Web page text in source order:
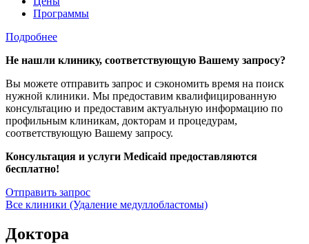
Программы
Подробнее
Не нашли клинику, соответствующую Вашему запросу?
Вы можете отправить запрос и сэкономить время на поиск
нужной клиники. Мы предоставим квалифицированную
консультацию и предоставим актуальную информацию по
профильным клиникам, докторам и процедурам,
соответствующую Вашему запросу.
Консультация и услуги Medicaid предоставляются
бесплатно!
Отправить запрос
Все клиники (Удаление медуллобластомы)
Доктора